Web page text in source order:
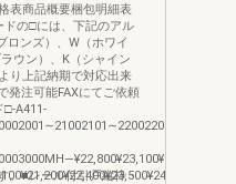
表商品概要梱包明細表
ドの□には、下記のアル
ロンズ）、W（ホワイ
ウン）、K（シャイン
り上記納期で対応出来
発注可能FAXにてご依頼
□-A411-
規)※L
。■レール付引戸縦枠・